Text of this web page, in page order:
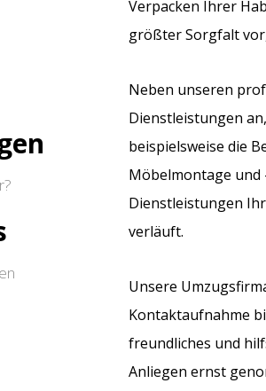
Verpacken Ihrer
größter Sorgfalt
Neben unseren
Dienstleistungen
beispielsweise die
Möbelmontage und
Dienstleistungen
verläuft.
Unsere
Kontaktaufnahme
freundliches und
Anliegen ernst